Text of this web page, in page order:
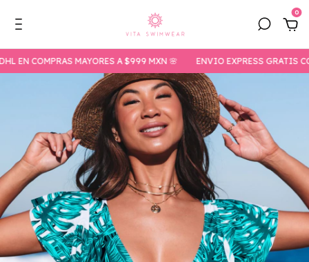
0
EN COMPRAS MAYORES A $999 MXN 🌸 ENVIO EXPRESS GRATIS